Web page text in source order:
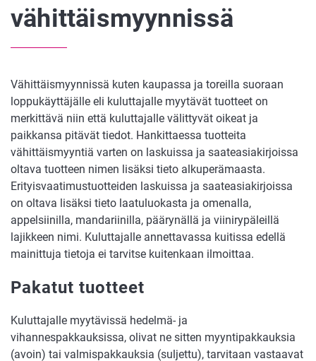
vähittäismyynnissä
Vähittäismyynnissä kuten kaupassa ja toreilla suoraan
loppukäyttäjälle eli kuluttajalle myytävät tuotteet on
merkittävä niin että kuluttajalle välittyvät oikeat ja
paikkansa pitävät tiedot. Hankittaessa tuotteita
vähittäismyyntiä varten on laskuissa ja saateasiakirjoissa
oltava tuotteen nimen lisäksi tieto alkuperämaasta.
Erityisvaatimustuotteiden laskuissa ja saateasiakirjoissa
on oltava lisäksi tieto laatuluokasta ja omenalla,
appelsiinilla, mandariinilla, päärynällä ja viinirypäleillä
lajikkeen nimi. Kuluttajalle annettavassa kuitissa edellä
mainittuja tietoja ei tarvitse kuitenkaan ilmoittaa.
Pakatut tuotteet
Kuluttajalle myytävissä hedelmä- ja
vihannespakkauksissa, olivat ne sitten myyntipakkauksia
(avoin) tai valmispakkauksia (suljettu), tarvitaan vastaavat